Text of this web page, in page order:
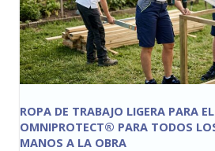
ROPA DE TRABAJO LIGERA PARA
OMNIPROTECT® PARA TODOS
MANOS A LA OBRA